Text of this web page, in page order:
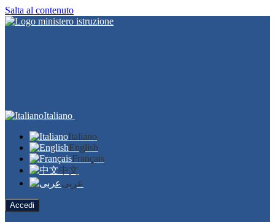
Salta al contenuto
Italiano
Italiano
English
Français
中文
عربى
Accedi